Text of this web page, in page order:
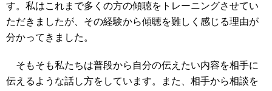
す。私はこれまで多くの方の傾聴をトレーニングさせてい
ただきましたが、その経験から傾聴を難しく感じる理由が
分かってきました。
そもそも私たちは普段から自分の伝えたい内容を相手に
伝えるような話し方をしています。また、相手から相談を